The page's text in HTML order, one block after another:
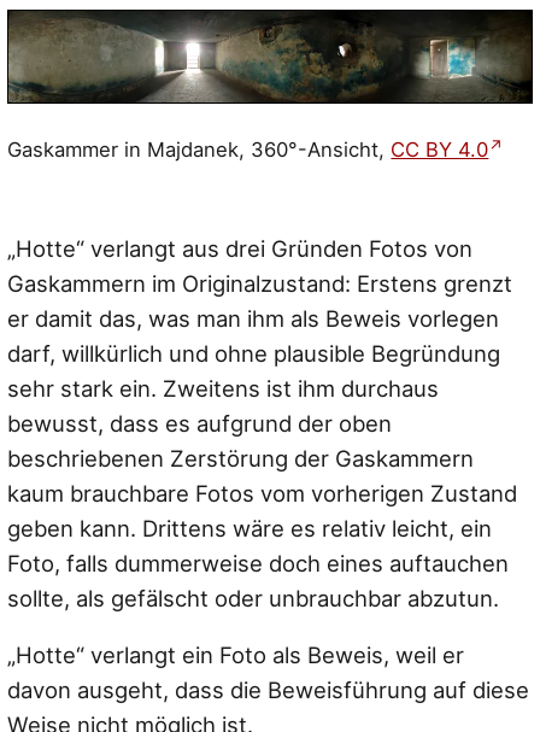
Gaskammer in Majdanek, 360°-Ansicht, CC BY 4.0
„Hotte“ verlangt aus drei Gründen Fotos von
Gaskammern im Originalzustand: Erstens grenzt
er damit das, was man ihm als Beweis vorlegen
darf, willkürlich und ohne plausible Begründung
sehr stark ein. Zweitens ist ihm durchaus
bewusst, dass es aufgrund der oben
beschriebenen Zerstörung der Gaskammern
kaum brauchbare Fotos vom vorherigen Zustand
geben kann. Drittens wäre es relativ leicht, ein
Foto, falls dummerweise doch eines auftauchen
sollte, als gefälscht oder unbrauchbar abzutun.
„Hotte“ verlangt ein Foto als Beweis, weil er
davon ausgeht, dass die Beweisführung auf diese
Weise nicht möglich ist.